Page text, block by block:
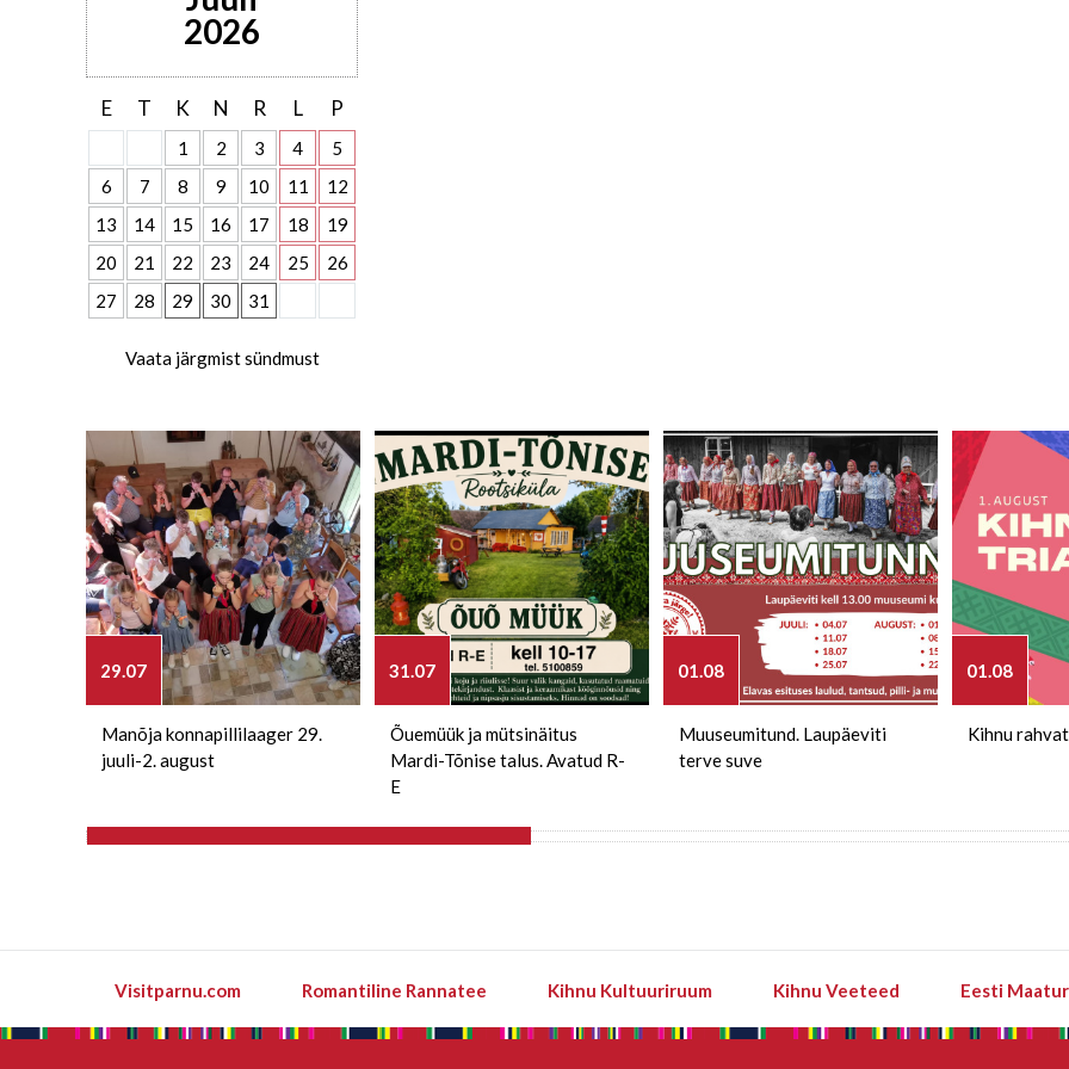
2026
E T K N R L P
1 2 3 4
5
6
7 8 9 10 11
12
13
14 15 16 17 18
19
20
21 22 23 24 25
26
27
28 29 30 31
Vaata järgmist sündmust
29.07
Manõja konnapillilaager 29.
juuli-2. august
31.07
Õuemüük ja mütsinäitus
Mardi-Tõnise talus. Avatud R-
E
01.08
Muuseumitund. Laupäeviti
terve suve
01.08
Kihnu
Visitparnu.com Romantiline Rannatee Kihnu Kultuuriruum Kihnu Veeteed Eesti